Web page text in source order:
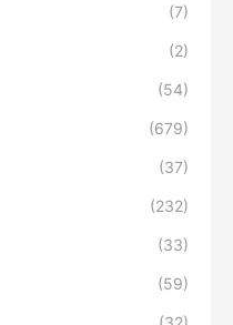
(7)
(2)
(54)
(679)
(37)
(232)
(33)
(59)